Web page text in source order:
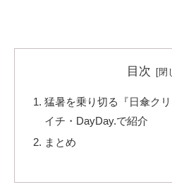
目次
猛暑を乗り切る『日傘ク
イチ・DayDay.で紹介
まとめ